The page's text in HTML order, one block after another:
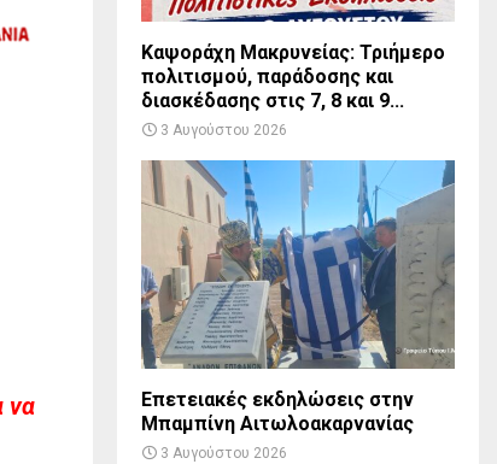
να
Καψοράχη Μακρυνείας: Τριήμερο
πολιτισμού, παράδοσης και
διασκέδασης στις 7, 8 και 9...
3 Αυγούστου 2026
Επετειακές εκδηλώσεις στην
Μπαμπίνη Αιτωλοακαρνανίας
3 Αυγούστου 2026